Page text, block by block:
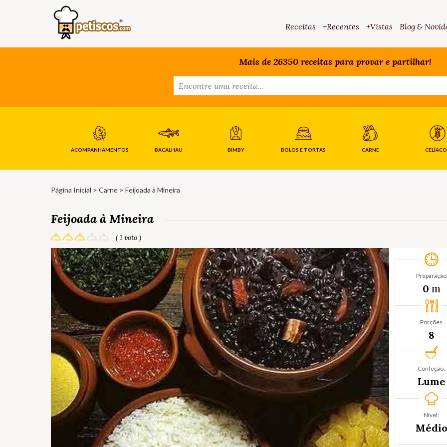
Receitas +Recentes +Vistas Blog &
Mais de 26350 receitas para provar e partilhar!
ACOMPANHAMENTOS BACALHAU BIMBY BOLOS E TORTAS CARNE
Página Inicial > Carne > Feijoada à Mineira
Feijoada à Mineira
( 1 voto )
Preparação
0 m
Porções
8
Confeção:
Lume
Nível:
Médio